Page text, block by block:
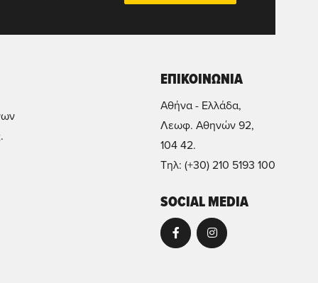
ΕΠΙΚΟΙΝΩΝΙΑ
Αθήνα - Ελλάδα,
Λεωφ. Αθηνών 92,
104 42.
Τηλ: (+30) 210 5193 100
SOCIAL MEDIA